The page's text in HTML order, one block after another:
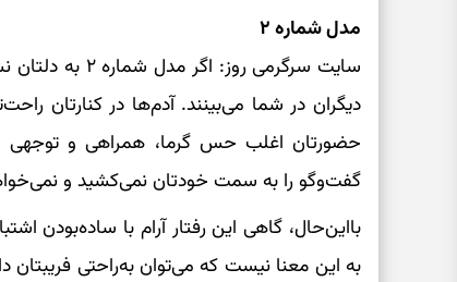
مدل شماره ۲
سایت سرگرمی
دیگران در شما می‌بینند. آدم‌ها در کنارتان
حضورتان اغلب حس گرما، همراهی و توجهی
گفت‌وگو را به سمت خودتان نمی‌کشید و
بااین‌حال، گاهی این رفتار آرام با ساده‌بودن
به این معنا نیست که می‌توان به‌راحتی